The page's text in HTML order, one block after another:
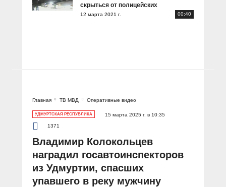
скрыться от полицейских
12 марта 2021 г. 00:40
Главная ТВ МВД Оперативные видео
УДМУРТСКАЯ РЕСПУБЛИКА
15 марта 2025 г. в 10:35
1371
Владимир Колокольцев
наградил госавтоинспекторов
из Удмуртии, спасших
упавшего в реку мужчину